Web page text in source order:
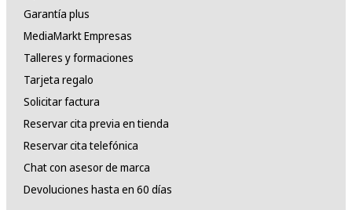
Garantía plus
MediaMarkt Empresas
Talleres y formaciones
Tarjeta regalo
Solicitar factura
Reservar cita previa en tienda
Reservar cita telefónica
Chat con asesor de marca
Devoluciones hasta en 60 días